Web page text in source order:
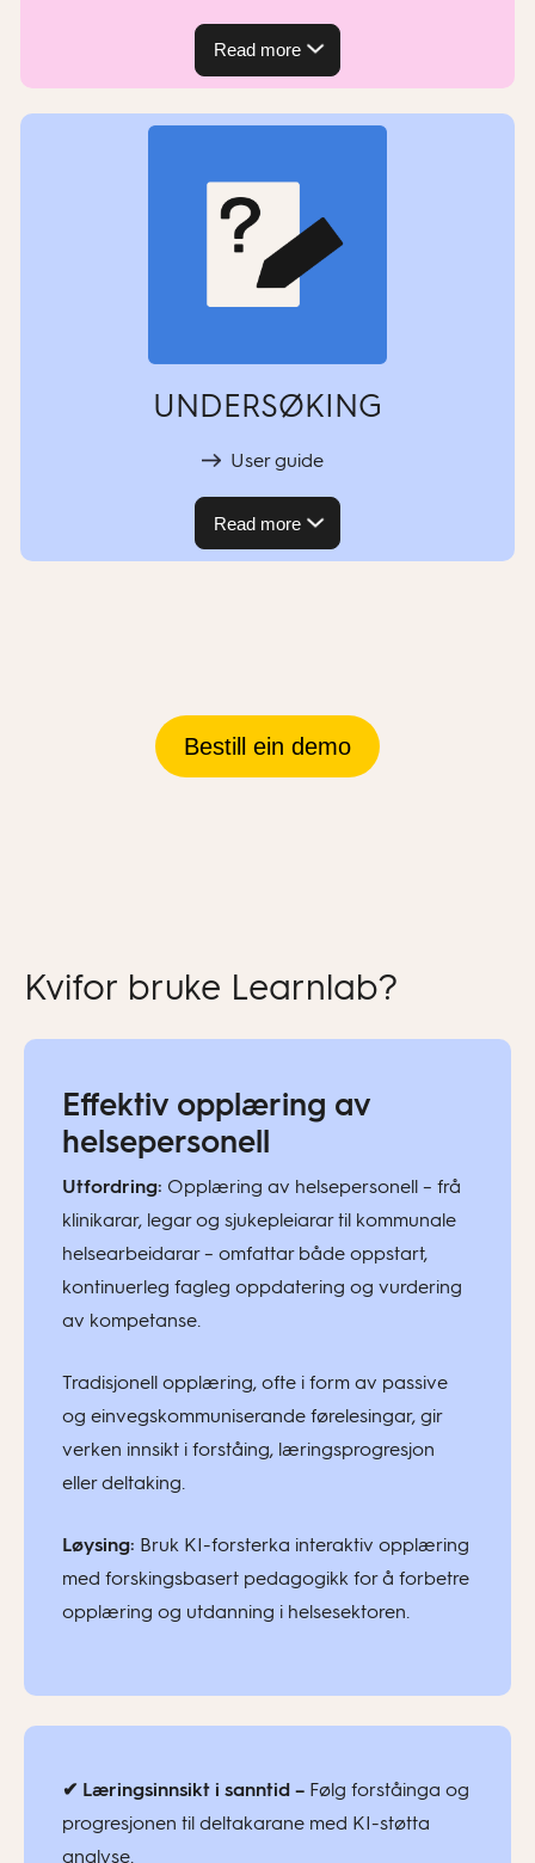
Read more
UNDERSØKING
User guide
Read more
Bestill ein demo
Kvifor bruke Learnlab?
Effektiv opplæring av
helsepersonell
Utfordring: Opplæring av helsepersonell – frå
klinikarar, legar og sjukepleiarar til kommunale
helsearbeidarar – omfattar både oppstart,
kontinuerleg fagleg oppdatering og vurdering
av kompetanse.
Tradisjonell opplæring, ofte i form av passive
og einvegskommuniserande førelesingar, gir
verken innsikt i forståing, læringsprogresjon
eller deltaking.
Løysing: Bruk KI-forsterka interaktiv opplæring
med forskingsbasert pedagogikk for å forbetre
opplæring og utdanning i helsesektoren.
✔ Læringsinnsikt i sanntid – Følg forståinga og
progresjonen til deltakarane med KI-støtta
analyse.